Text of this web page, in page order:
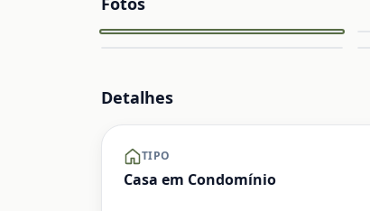
Capa
Detalhes
TIPO
Casa em Condomínio